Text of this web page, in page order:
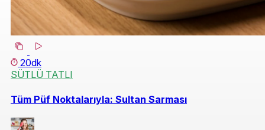
20dk
SÜTLÜ TATLI
Tüm Püf Noktalarıyla: Sultan Sarması